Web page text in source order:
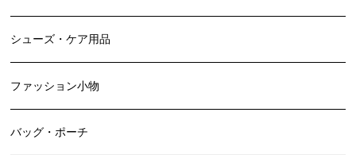
シューズ・ケア用品
ファッション小物
バッグ・ポーチ